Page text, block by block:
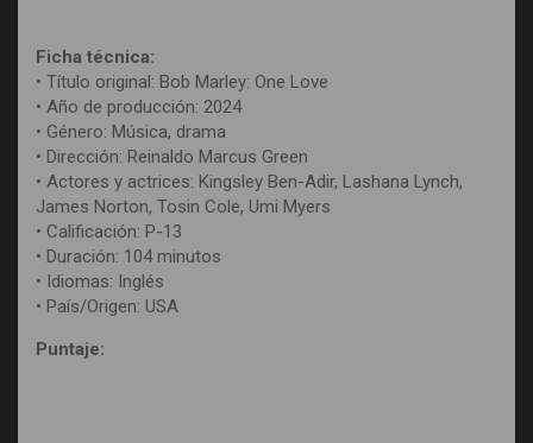
Ficha técnica:
• Título original: Bob Marley: One Love
• Año de producción: 2024
• Género: Música, drama
• Dirección: Reinaldo Marcus Green
• Actores y actrices: Kingsley Ben-Adir, Lashana Lynch,
James Norton, Tosin Cole, Umi Myers
• Calificación: P-13
• Duración: 104 minutos
• Idiomas: Inglés
• País/Origen: USA
Puntaje: